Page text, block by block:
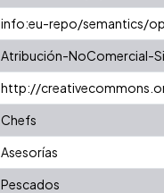
info:eu-repo/semantics/
Atribución-NoComercial-
http://
Chefs
Asesorías
Pescados